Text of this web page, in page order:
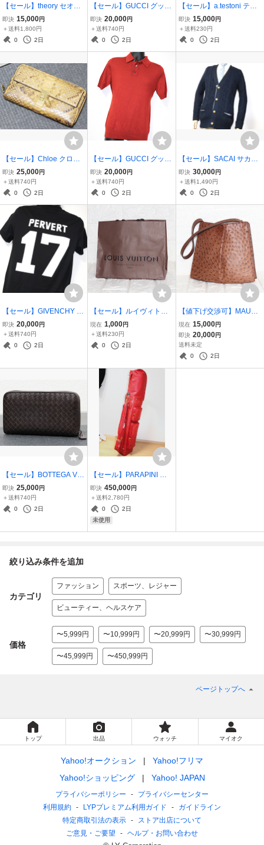
【セール】theory セオリ
ー レアなメンズモデル♪☆
美良品☆脱着可能 ラクー
ンファー 毛皮 フード付き
即決 15,000円
＋送料1,800円
0
2日
【セール】GUCCI グッチ
お洒落デザイン♪☆美品☆
国内正規タグ付き GG ロ
ゴ マルチペイント 半袖 T
性 紳士
即決 20,000円
＋送料740円
0
2日
【セール】a.testoni テス
トーニ エキゾチックライ
ン♪☆極美品☆オーストリ
ッチレザー 駝鳥革 6連 キ
即決 15,000円
＋送料230円
0
2日
【セール】Chloe クロエ
激レアドリューモデル♪ セ
ンター パイソンレザー 蛇
革 小銭入れ付き ジッピー
人用 1365
即決 25,000円
＋送料740円
0
2日
【セール】GUCCI グッチ
高級モデル♪☆美品☆カシ
ミヤ シルクMIX パンチン
グライン 襟付き ポロシャ
即決 20,000円
＋送料740円
0
2日
【セール】SACAI サカイ
お洒落デザイン♪☆美良品
☆金革ボタン ケーブルニ
ット Wポケット セーター
即決 30,000円
＋送料1,490円
0
2日
【セール】GIVENCHY ジ
バンシィ 人気モデル♪☆極
美品☆PERVERT 17 ナン
バリング Tシャツ 半袖 イ
即決 20,000円
＋送料740円
0
2日
【セール】ルイヴィトン
LOUIS VUITTON ☆美品
☆紙素材 手提げ 保存袋
現在 1,000円
＋送料230円
0
2日
【値下げ交渉可】MAURO
GOVERNA マウロゴヴェ
ルナ ☆美良品☆オースト
リッチレザー 駝鳥革 ピア
ッシング加工 ショルダー
現在 15,000円
即決 20,000円
送料未定
0
2日
【セール】BOTTEGA VE
NETA ボッテガ 人気モデ
ル♪ イントレ レザー メン
ズ ラウンドジップ ウォレ
即決 25,000円
＋送料740円
0
2日
【セール】PARAPINI パ
ラピニ 激レアモデル♪ 定
価270万 オーストリッチ
レザー 駝鳥革 ゴルフ キャ
ディバッグ スポーツ 男女
即決 450,000円
＋送料2,780円
0
2日
未使用
絞り込み条件を追加
カテゴリ
ファッション スポーツ、レジャー
ビューティー、ヘルスケア
価格
〜5,999円 〜10,999円 〜20,999円 〜30,999円
〜45,999円 〜450,999円
ページトップへ
トップ 出品 ウォッチ マイオク
Yahoo!オークション
Yahoo!フリマ
Yahoo!ショッピング
Yahoo! JAPAN
プライバシーポリシー
プライバシーセンター
利用規約
LYPプレミアム利用ガイド
ガイドライン
特定商取引法の表示
ストア出店について
ご意見・ご要望
ヘルプ・お問い合わせ